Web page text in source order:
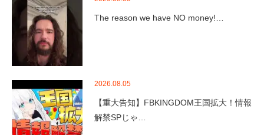
The reason we have NO money!…
2026.08.05
【重大告知】FBKINGDOM王国拡大！情報
解禁SPじゃ…